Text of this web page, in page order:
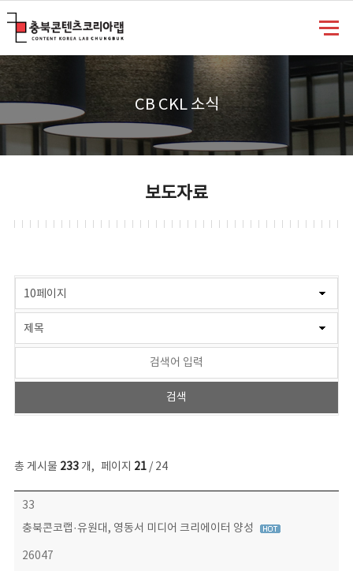
CB CKL 소식
보도자료
총 게시물 233개, 페이지 21/ 24
보도자료 목록 - 번호, 제목, 작성자, 파일, 조회수, 작성일 정보 제공
33
충북콘코랩·유원대, 영동서 미디어 크리에이터 양성
26047